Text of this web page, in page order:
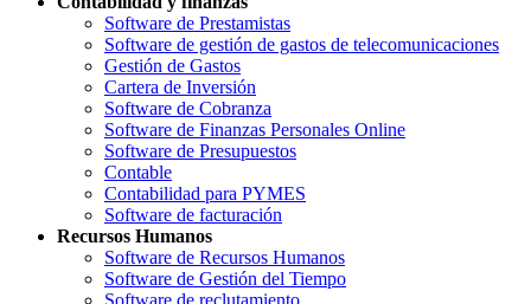
Software de Prestamistas
Software de gestión de gastos de telecomunicaciones
Gestión de Gastos
Cartera de Inversión
Software de Cobranza
Software de Finanzas Personales Online
Software de Presupuestos
Contable
Contabilidad para PYMES
Software de facturación
Recursos Humanos
Software de Recursos Humanos
Software de Gestión del Tiempo
Software de reclutamiento